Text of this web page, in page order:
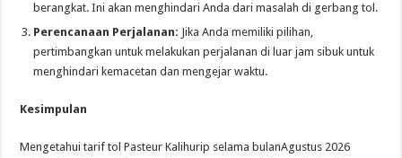
berangkat. Ini akan menghindari Anda dari masalah di gerbang tol.
Perencanaan Perjalanan: Jika Anda memiliki pilihan,
pertimbangkan untuk melakukan perjalanan di luar jam sibuk untuk
menghindari kemacetan dan mengejar waktu.
Kesimpulan
Mengetahui tarif tol Pasteur Kalihurip selama bulanAgustus 2026